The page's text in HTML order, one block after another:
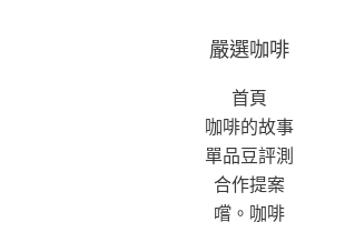
嚴選咖啡
首頁
咖啡的故事
單品豆評測
合作提案
嚐。咖啡